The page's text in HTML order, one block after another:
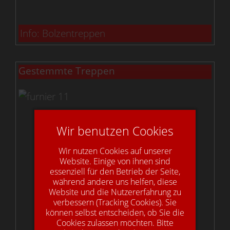
Info: Bolzentreppen
Gestemmte Treppen
Wir benutzen Cookies
Wir nutzen Cookies auf unserer
Website. Einige von ihnen sind
essenziell für den Betrieb der Seite,
während andere uns helfen, diese
Website und die Nutzererfahrung zu
verbessern (Tracking Cookies). Sie
können selbst entscheiden, ob Sie die
Cookies zulassen möchten. Bitte